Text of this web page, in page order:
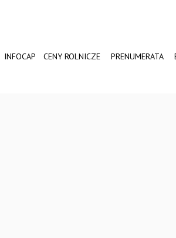
INFOCAP CENY ROLNICZE PRENUMERATA